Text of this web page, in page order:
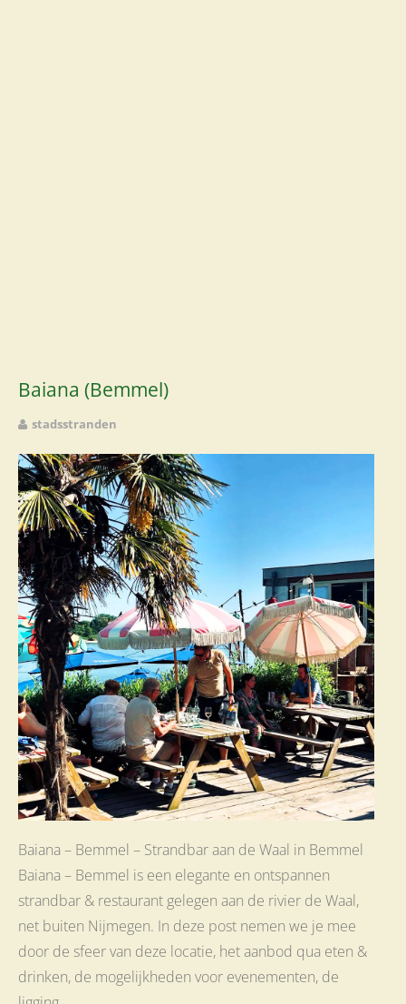
Baiana (Bemmel)
stadsstranden
Baiana – Bemmel – Strandbar aan de Waal in Bemmel
Baiana – Bemmel is een elegante en ontspannen
strandbar & restaurant gelegen aan de rivier de Waal,
net buiten Nijmegen. In deze post nemen we je mee
door de sfeer van deze locatie, het aanbod qua eten &
drinken, de mogelijkheden voor evenementen, de